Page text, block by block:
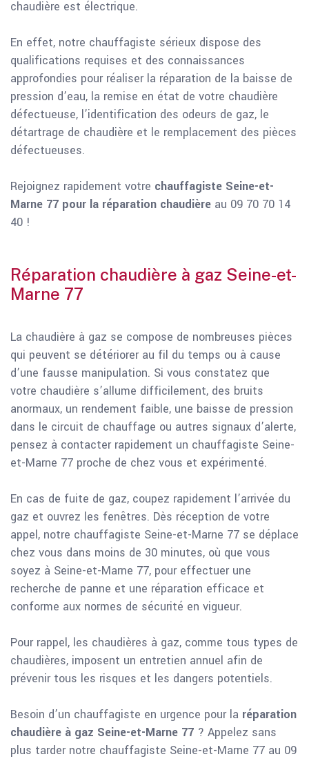
chaudière est électrique.
En effet, notre chauffagiste sérieux dispose des
qualifications requises et des connaissances
approfondies pour réaliser la réparation de la baisse de
pression d’eau, la remise en état de votre chaudière
défectueuse, l’identification des odeurs de gaz, le
détartrage de chaudière et le remplacement des pièces
défectueuses.
Rejoignez rapidement votre chauffagiste Seine-et-
Marne 77 pour la réparation chaudière au 09 70 70 14
40 !
Réparation chaudière à gaz Seine-et-
Marne 77
La chaudière à gaz se compose de nombreuses pièces
qui peuvent se détériorer au fil du temps ou à cause
d’une fausse manipulation. Si vous constatez que
votre chaudière s’allume difficilement, des bruits
anormaux, un rendement faible, une baisse de pression
dans le circuit de chauffage ou autres signaux d’alerte,
pensez à contacter rapidement un chauffagiste Seine-
et-Marne 77 proche de chez vous et expérimenté.
En cas de fuite de gaz, coupez rapidement l’arrivée du
gaz et ouvrez les fenêtres. Dès réception de votre
appel, notre chauffagiste Seine-et-Marne 77 se déplace
chez vous dans moins de 30 minutes, où que vous
soyez à Seine-et-Marne 77, pour effectuer une
recherche de panne et une réparation efficace et
conforme aux normes de sécurité en vigueur.
Pour rappel, les chaudières à gaz, comme tous types de
chaudières, imposent un entretien annuel afin de
prévenir tous les risques et les dangers potentiels.
Besoin d’un chauffagiste en urgence pour la réparation
chaudière à gaz Seine-et-Marne 77 ? Appelez sans
plus tarder notre chauffagiste Seine-et-Marne 77 au 09